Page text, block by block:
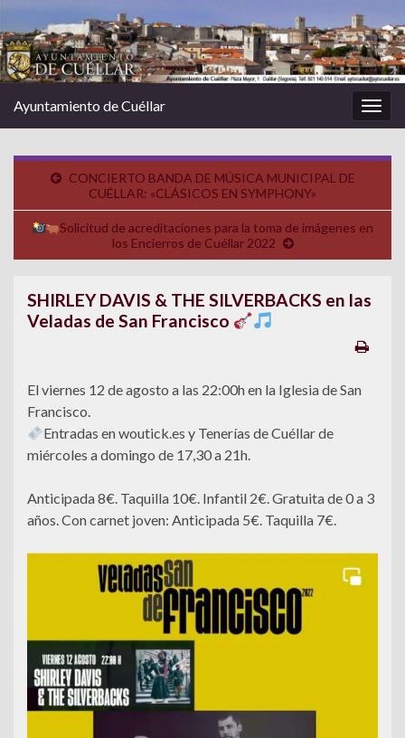
la
Ayuntamiento de Cuéllar
CONCIERTO BANDA DE MÚSICA MUNICIPAL DE
CUÉLLAR: «CLÁSICOS EN SYMPHONY»
Solicitud de acreditaciones para la toma de imágenes en
los Encierros de Cuéllar 2022
SHIRLEY DAVIS & THE SILVERBACKS en las
Veladas de San Francisco
El viernes 12 de agosto a las 22:00h en la Iglesia de San
Francisco.
Entradas en woutick.es y Tenerías de Cuéllar de
miércoles a domingo de 17,30 a 21h.
Anticipada 8€. Taquilla 10€. Infantil 2€. Gratuita de 0 a 3
años. Con carnet joven: Anticipada 5€. Taquilla 7€.